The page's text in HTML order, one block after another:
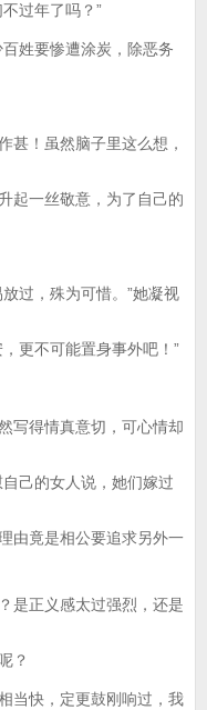
过年了吗？”
姓要惨遭涂炭，除恶务
甚！虽然脑子里这么想，
起一丝敬意，为了自己的
过，殊为可惜。”她凝视
更不可能置身事外吧！”
写得情真意切，可心情却
己的女人说，她们嫁过
由竟是相公要追求另外一
是正义感太过强烈，还是
？
当快，定更鼓刚响过，我